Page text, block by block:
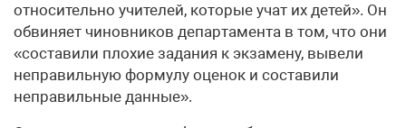
относительно учителей, которые учат их детей». Он
обвиняет чиновников департамента в том, что они
«составили плохие задания к экзамену, вывели
неправильную формулу оценок и составили
неправильные данные».